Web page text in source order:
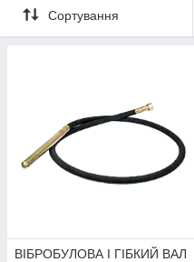
Сортування
ВІБРОБУЛОВА І ГІБКИЙ ВАЛ